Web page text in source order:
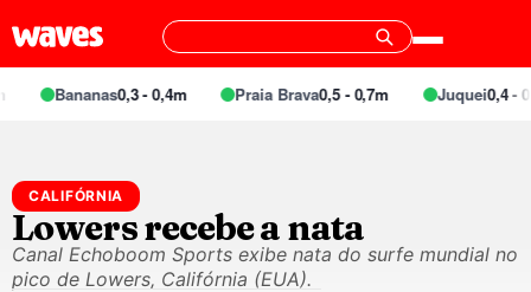
Bananas0,3 - 0,4m Praia Brava0,5 - 0,7m Juquei0,4 -
CALIFÓRNIA
Lowers recebe a nata
Canal Echoboom Sports exibe nata do surfe mundial no
pico de Lowers, Califórnia (EUA).